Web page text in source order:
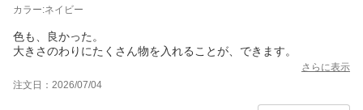
カラー:ネイビー
色も、良かった。
大きさのわりにたくさん物を入れることが、できます。
さらに表示
注文日：2026/07/04